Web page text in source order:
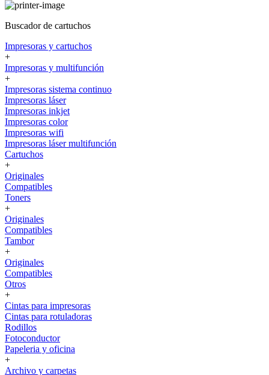
Buscador de cartuchos
Impresoras y cartuchos
+
Impresoras y multifunción
+
Impresoras sistema continuo
Impresoras láser
Impresoras inkjet
Impresoras color
Impresoras wifi
Impresoras láser multifunción
Cartuchos
+
Originales
Compatibles
Toners
+
Originales
Compatibles
Tambor
+
Originales
Compatibles
Otros
+
Cintas para impresoras
Cintas para rotuladoras
Rodillos
Fotoconductor
Papeleria y oficina
+
Archivo y carpetas